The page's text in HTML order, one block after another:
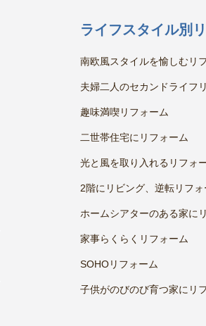
ライフスタイル別
南欧風スタイルを愉しむリ
夫婦二人のセカンドライフ
趣味満喫リフォーム
二世帯住宅にリフォーム
光と風を取り入れるリフォ
2階にリビング、逆転リフォ
ホームシアターのある家に
家事らくらくリフォーム
SOHOリフォーム
子供がのびのび育つ家にリ